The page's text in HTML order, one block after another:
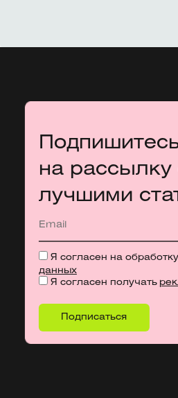
на рассылку
лучшими
Я согласен на обработку
данных
Я согласен получать